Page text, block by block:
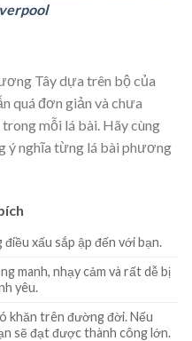
Tây dựa trên bộ của
quá đơn giản và chưa
mỗi lá bài. Hãy cùng
ý nghĩa từng lá bài phương
xấu sắp ập đến với bạn.
manh, nhạy cảm và rất dễ bị
yêu.
khăn trên đường đời. Nếu
sẽ đạt được thành công lớn.